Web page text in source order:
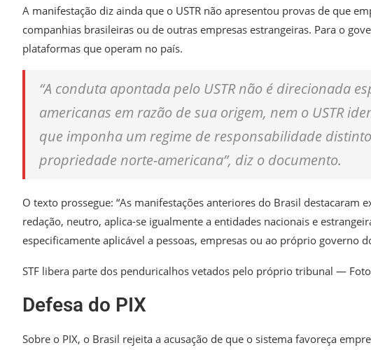
A manifestação diz ainda que o USTR não apresentou provas de que
companhias brasileiras ou de outras empresas estrangeiras. Para o
plataformas que operam no país.
“A conduta apontada pelo USTR não é direcionada
americanas em razão de sua origem, nem o USTR
que imponha um regime de responsabilidade
propriedade norte-americana”, diz o documento.
O texto prossegue: “As manifestações anteriores do Brasil destacaram
redação, neutro, aplica-se igualmente a entidades nacionais e
especificamente aplicável a pessoas, empresas ou ao próprio governo
STF libera parte dos penduricalhos vetados pelo próprio tribunal —
Defesa do PIX
Sobre o PIX, o Brasil rejeita a acusação de que o sistema favoreça